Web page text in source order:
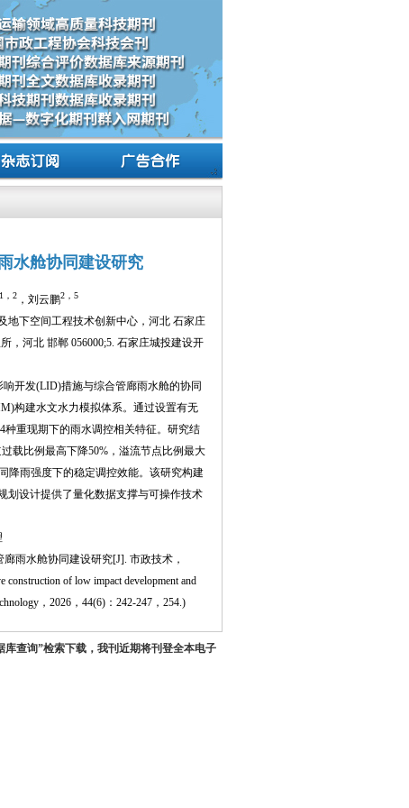
水舱协同建设研究
1，2 ，刘云鹏2，5
地下空间工程技术创新中心，河北 石家庄
，河北 邯郸 056000;5. 石家庄城投建设开
开发(LID)措施与综合管廊雨水舱的协同
构建水文水力模拟体系。通过设置有无
种重现期下的雨水调控相关特征。研究结
载比例最高下降50%，溢流节点比例最大
降雨强度下的稳定调控效能。该研究构建
划设计提供了量化数据支撑与可操作技术
雨水舱协同建设研究[J]. 市政技术，
of low impact development and
，2026，44(6)：242-247，254.)
查询”检索下载，我刊近期将刊登全本电子